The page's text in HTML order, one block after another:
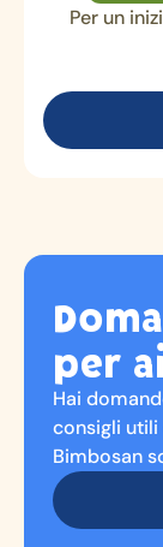
Per un
per
Hai
consigli utili
Bimbosan